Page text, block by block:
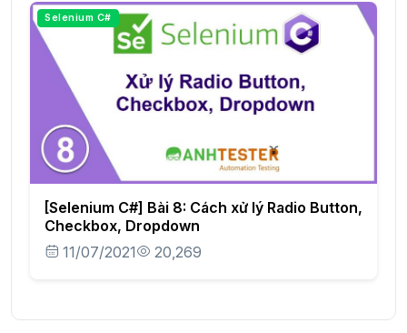
Selenium C#
[Selenium C#] Bài 8: Cách xử lý Radio Button,
Checkbox, Dropdown
11/07/2021
20,269